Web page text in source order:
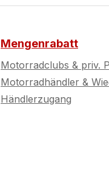
Mengenrabatt
Motorradclubs & priv.
Motorradhändler &
Händlerzugang